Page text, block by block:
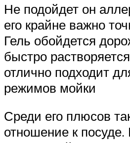
Не подойдет он
его крайне важно
Гель обойдется
быстро
отлично подходит
режимов мойки
Среди его плюсов
отношение к посуде.